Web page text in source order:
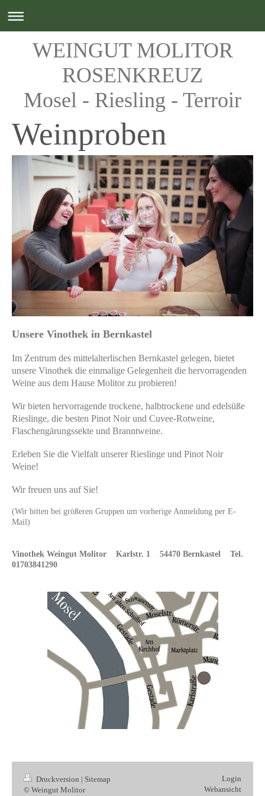
WEINGUT MOLITOR
ROSENKREUZ
Mosel - Riesling - Terroir
Weinproben
Unsere Vinothek in Bernkastel
Im Zentrum des mittelalterlischen Bernkastel gelegen, bietet
unsere Vinothek die einmalige Gelegenheit die hervorragenden
Weine aus dem Hause Molitor zu probieren!
Wir bieten hervorragende trockene, halbtrockene und edelsüße
Rieslinge, die besten Pinot Noir und Cuvee-Rotweine,
Flaschengärungssekte und Branntweine.
Erleben Sie die Vielfalt unserer Rieslinge und Pinot Noir
Weine!
Wir freuen uns auf Sie!
(Wir bitten bei größeren Gruppen um vorherige Anmeldung per E-
Mail)
Vinothek Weingut Molitor Karlstr. 1 54470 Bernkastel Tel.
01703841290
Druckversion | Sitemap
© Weingut Molitor
Login
Webansicht